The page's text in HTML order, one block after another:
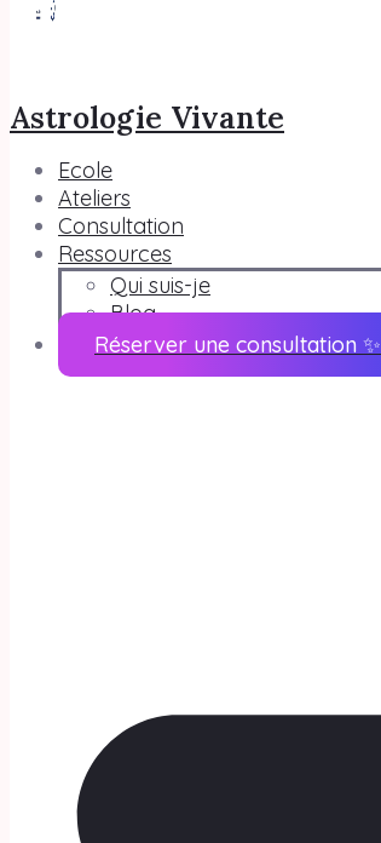
Astrologie Vivante
Ecole
Ateliers
Consultation
Ressources
Qui suis-je
Blog
Réserver une consultation ✨